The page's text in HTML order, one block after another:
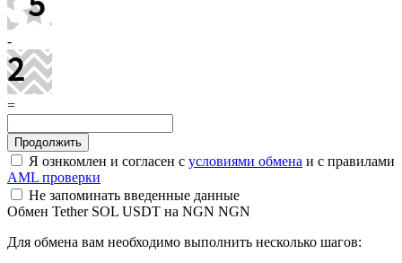
-
=
Я ознкомлен и согласен с условиями обмена и с правилами
AML проверки
Не запоминать введенные данные
Обмен Tether SOL USDT на NGN NGN
Для обмена вам необходимо выполнить несколько шагов: